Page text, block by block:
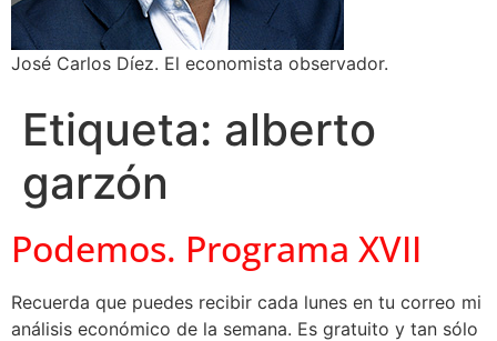
José Carlos Díez. El economista observador.
Etiqueta: alberto
garzón
Podemos. Programa XVII
Recuerda que puedes recibir cada lunes en tu correo mi
análisis económico de la semana. Es gratuito y tan sólo